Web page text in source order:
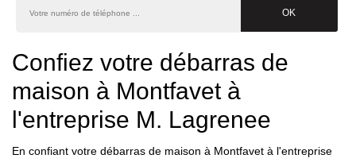
Confiez votre débarras de
maison à Montfavet à
l'entreprise M. Lagrenee
En confiant votre débarras de maison à Montfavet à l'entreprise